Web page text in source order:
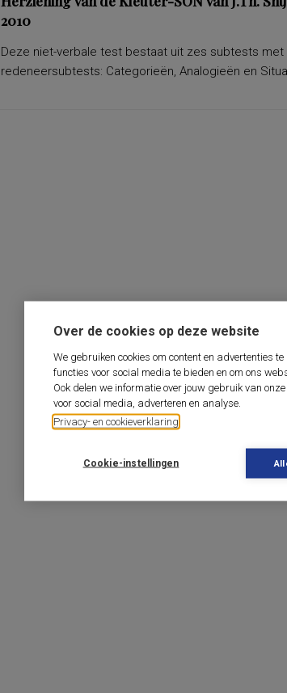
Over de cookies op deze website
We gebruiken cookies om content en advertenties
functies voor social media te bieden en om ons
Ook delen we informatie over jouw gebruik van
voor social media, adverteren en analyse.
Privacy- en cookieverklaring
Cookie-instellingen
2010
Deze niet-verbale test bestaat uit zes subtests
redeneersubtests: Categorieën, Analogieën en